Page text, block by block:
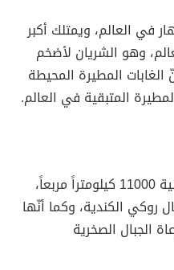
في العالم، ويمتلك أكبر
وهو الشريان لأضخم
المطيرة المحيطة
المتبقية في العالم.
تبلغ مساحة حديقة جاسبر الوطنية 11000 كيلومتراً مربعاً،
الكندية، وكما أنّها
الجبال الصخرية